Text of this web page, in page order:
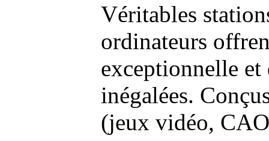
Véritables
ordinateurs
exceptionnelle et
inégalées.
(jeux vidéo,